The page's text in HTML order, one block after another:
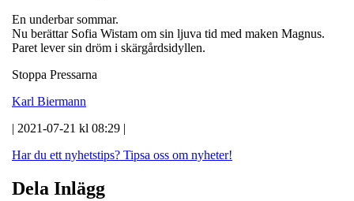
En underbar sommar.
Nu berättar Sofia Wistam om sin ljuva tid med maken Magnus.
Paret lever sin dröm i skärgårdsidyllen.
Stoppa Pressarna
Karl Biermann
| 2021-07-21 kl 08:29 |
Har du ett nyhetstips? Tipsa oss om nyheter!
Dela Inlägg